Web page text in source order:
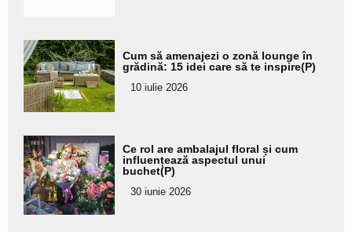
Adaugă
aici textul
pentru
subtitlu
Cum să amenajezi o zonă lounge în
grădină: 15 idei care să te inspire(P)
10 iulie 2026
Adaugă
aici textul
pentru
subtitlu
Ce rol are ambalajul floral și cum
influențează aspectul unui
buchet(P)
30 iunie 2026